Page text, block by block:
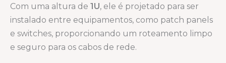
Com uma altura de 1U, ele é projetado para ser
instalado entre equipamentos, como patch panels
e switches, proporcionando um roteamento limpo
e seguro para os cabos de rede.